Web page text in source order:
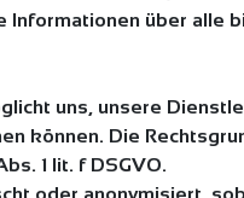
über alle
uns, unsere
können. Die
1 lit. f DSGVO.